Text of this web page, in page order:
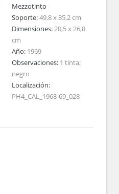
Mezzotinto
Soporte:49,8 x 35,2 cm
Dimensiones:20,5 x 26,8
cm
Año: 1969
Observaciones: 1 tinta;
negro
Localización:
PH4_CAL_1968-69_028